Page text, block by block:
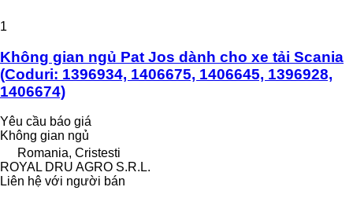
1
Không gian ngủ Pat Jos dành cho xe tải Scania
(Coduri: 1396934, 1406675, 1406645, 1396928,
1406674)
Yêu cầu báo giá
Không gian ngủ
Romania, Cristesti
ROYAL DRU AGRO S.R.L.
Liên hệ với người bán